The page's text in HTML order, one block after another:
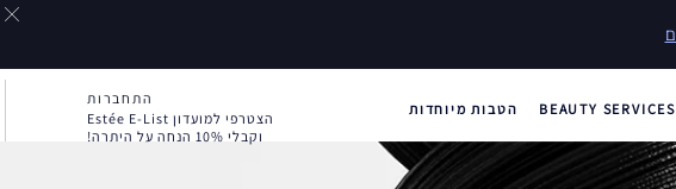
הצטרפי למועדון Estée E-List
וקבלי 10% הנחה על היתרה!
התחברות
BEAUTY SERVICES הטבות מיוחדות